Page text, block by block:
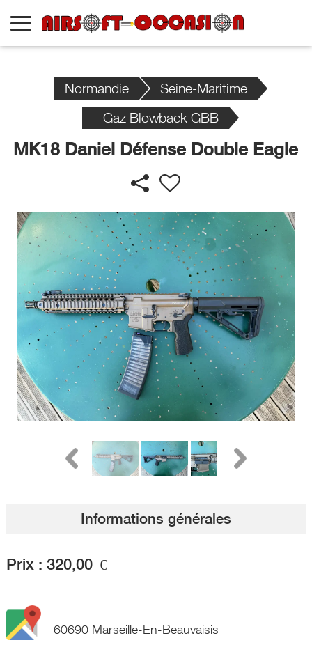
Normandie
Seine-Maritime
Gaz Blowback GBB
MK18 Daniel Défense Double Eagle
Informations générales
Prix : 320,00 €
60690 Marseille-En-Beauvaisis